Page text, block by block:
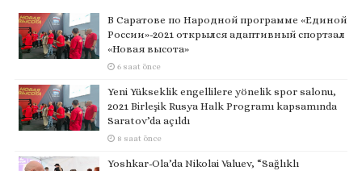
В Саратове по Народной программе «Единой
России»-2021 открылся адаптивный спортзал
«Новая высота»
6 saat önce
Yeni Yükseklik engellilere yönelik spor salonu,
2021 Birleşik Rusya Halk Programı kapsamında
Saratov’da açıldı
8 saat önce
Yoshkar-Ola’da Nikolai Valuev, “Sağlıklı